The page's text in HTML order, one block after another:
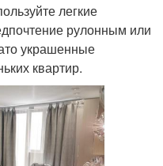
легкие
рулонным или
украшенные
квартир.